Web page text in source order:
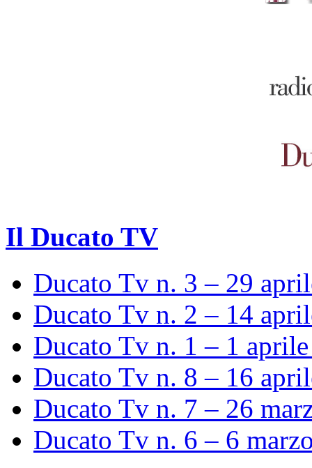
Il Ducato TV
Ducato Tv n. 3 – 29
Ducato Tv n. 2 – 14
Ducato Tv n. 1 – 1
Ducato Tv n. 8 – 16
Ducato Tv n. 7 – 26
Ducato Tv n. 6 – 6